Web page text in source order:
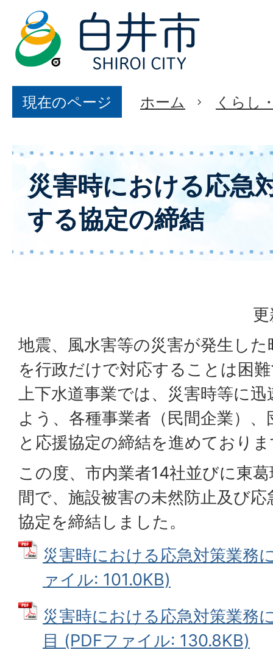
現在のページ ホーム くらし
災害時における応急
する協定の締結
地震、風水害等の災害が発生し
を行政だけで対応することは困
上下水道事業では、災害時等に
よう、各種事業者（民間企業）
と応援協定の締結を進めており
この度、市内業者14社並びに東
間で、施設被害の未然防止及び
協定を締結しました。
災害時における応急対策業務
ァイル: 101.0KB)
災害時における応急対策業務
目 (PDFファイル: 130.8KB)